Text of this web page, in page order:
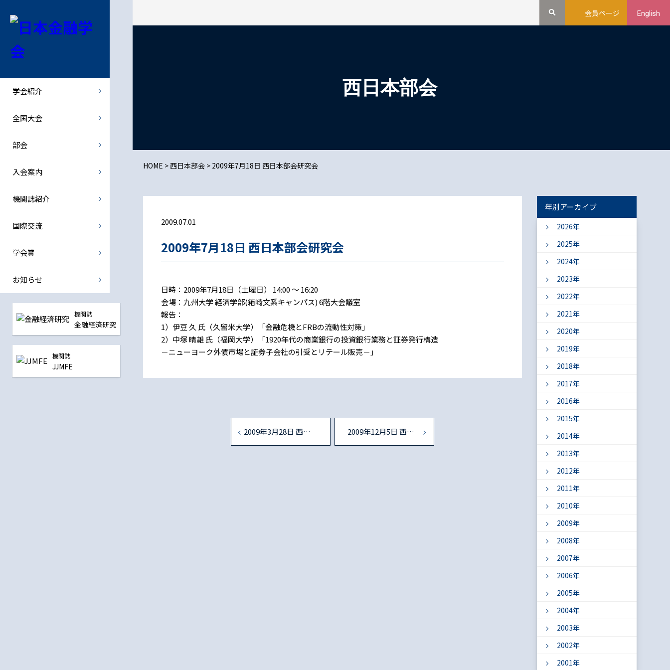
学会紹介
学会紹介
規則の細則
全国大会
全国大会
部会
部会
関西部会
国際金融部会
中央銀行部会
入会案内
機関誌紹介
機関誌紹介
JJMFE
国際交流
学会賞
お知らせ
機関誌
金融経済研究
機関誌
JJMFE
会員ページ English
西日本部会
HOME > 西日本部会> 2009年7月18日 西日本部会研究会
2009.07.01
2009年7月18日 西日本部会研究会
日時：2009年7月18日（土曜日） 14:00 ～ 16:20
会場：九州大学 経済学部(箱崎文系キャンパス) 6階大会議室
報告：
1）伊豆 久 氏（久留米大学）「金融危機とFRBの流動性対策」
2）中塚 晴雄 氏（福岡大学）「1920年代の商業銀行の投資銀行業務と証券発行構造
－ニューヨーク外債市場と証券子会社の引受とリテール販売－」
2009年3月28日 西日本部会研究会 2009年12月5日 西日本部会研究会
年別アーカイブ
2026年
2025年
2024年
2023年
2022年
2021年
2020年
2019年
2018年
2017年
2016年
2015年
2014年
2013年
2012年
2011年
2010年
2009年
2008年
2007年
2006年
2005年
2004年
2003年
2002年
2001年